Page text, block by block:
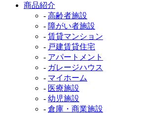
商品紹介
- 高齢者施設
- 障がい者施設
- 賃貸マンション
- 戸建賃貸住宅
- アパートメント
- ガレージハウス
- マイホーム
- 医療施設
- 幼児施設
- 倉庫・商業施設